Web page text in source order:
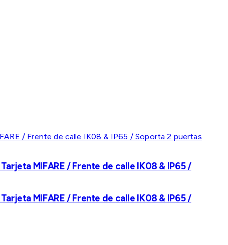
MIFARE / Frente de calle IK08 & IP65 /
MIFARE / Frente de calle IK08 & IP65 /